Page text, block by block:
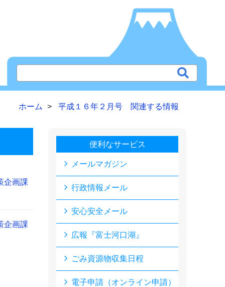
ホーム 平成１６年２月号 関連する情報
企画課
企画課
便利なサービス
メールマガジン
行政情報メール
安心安全メール
広報『富士河口湖』
ごみ資源物収集日程
電子申請（オンライン申請）